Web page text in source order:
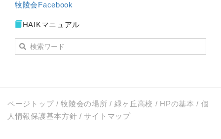
牧陵会Facebook
HAIKマニュアル
ページトップ/牧陵会の場所 / 緑ヶ丘高校 / HPの基本 / 個
人情報保護基本方針 / サイトマップ